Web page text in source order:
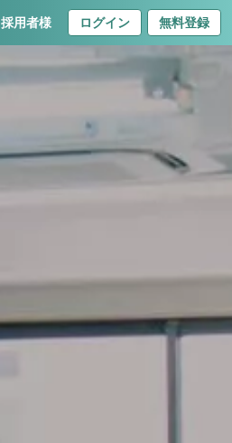
採用者様 ログイン 無料登録